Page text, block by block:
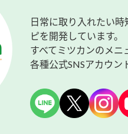
日常に取り入れたい
ピを開発しています。
すべてミツカンのメニ
各種公式SNSアカウン